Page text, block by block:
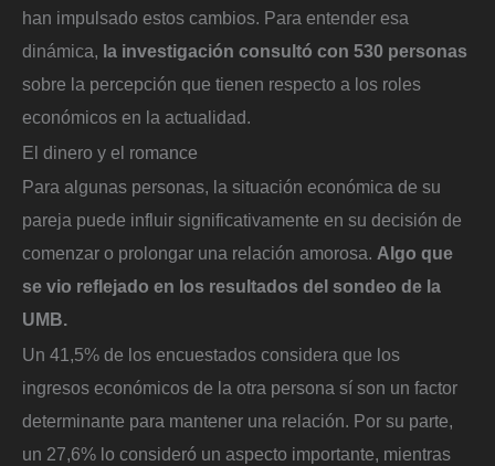
han impulsado estos cambios. Para entender esa
dinámica, la investigación consultó con 530 personas
sobre la percepción que tienen respecto a los roles
económicos en la actualidad.
El dinero y el romance
Para algunas personas, la situación económica de su
pareja puede influir significativamente en su decisión de
comenzar o prolongar una relación amorosa. Algo que
se vio reflejado en los resultados del sondeo de la
UMB.
Un 41,5% de los encuestados considera que los
ingresos económicos de la otra persona sí son un factor
determinante para mantener una relación. Por su parte,
un 27,6% lo consideró un aspecto importante, mientras